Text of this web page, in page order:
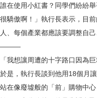
誰在使用小紅書？同學們紛紛
很驕傲啊！」執行長表示，目
人、每個產業都應該要調整自
———
「我想讓周遭的十字路口因為巨
於是，執行長談到他用18個月
站在像廢墟般的「前」購物中